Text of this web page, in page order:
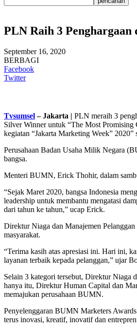
PLN Raih 3
September 16, 2020
BERBAGI
Facebook
Twitter
Tvsumsel– Jakarta | PLN meraih 3
Silver Winner untuk “The Most Promising
kegiatan “Jakarta Marketing Week”
Perusahaan Badan Usaha Milik Negara
bangsa.
Menteri BUMN, Erick Thohir, dalam
“Sejak Maret 2020, bangsa Indonesia
leadership untuk membantu mengatasi
dari tahun ke tahun,” ucap Erick.
Direktur Niaga dan Manajemen
masyarakat.
“Terima kasih atas apresiasi ini. Hari ini,
layanan terbaik kepada pelanggan,” ujar
Selain 3 kategori tersebut, Direktur Niaga
hanya itu, Direktur Human Capital dan
memajukan perusahaan BUMN.
Penyelenggaran BUMN Marketers
terus inovasi, kreatif, inovatif dan